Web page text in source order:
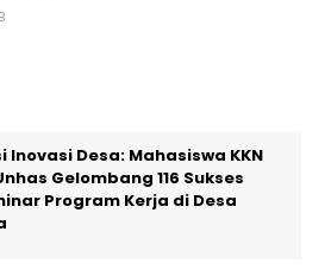
Inovasi Desa: Mahasiswa KKN
Gelombang 116 Sukses
Program Kerja di Desa